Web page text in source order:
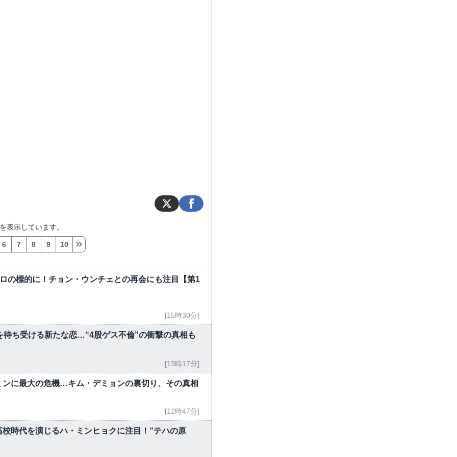
表示しています。
6 7 8 9 10
の標的に！チョン・ウンチェとの再会にも注目【第1
[15時30分]
待ち受ける新たな恋…“4股ゲス不倫”の衝撃の真相も
[13時17分]
に最大の危機…キム・デミョンの裏切り、その真相
[12時47分]
時代を演じるハ・ミンヒョクに注目！“テハの原